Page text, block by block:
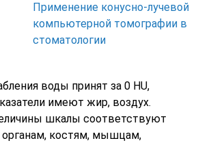
Применение конусно-лучевой
компьютерной томографии в
стоматологии
воды принят за 0 HU,
имеют жир, воздух.
шкалы соответствуют
костям, мышцам,